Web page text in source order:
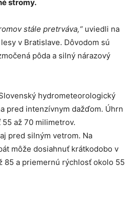
stromy.
stále pretrváva,“uviedli na
v Bratislave. Dôvodom sú
pôda a silný nárazový
hydrometeorologický
pred intenzívnym dažďom. Úhrn
až 70 milimetrov.
pred silným vetrom. Na
môže dosiahnuť krátkodobo v
85 a priemernú rýchlosť okolo 55